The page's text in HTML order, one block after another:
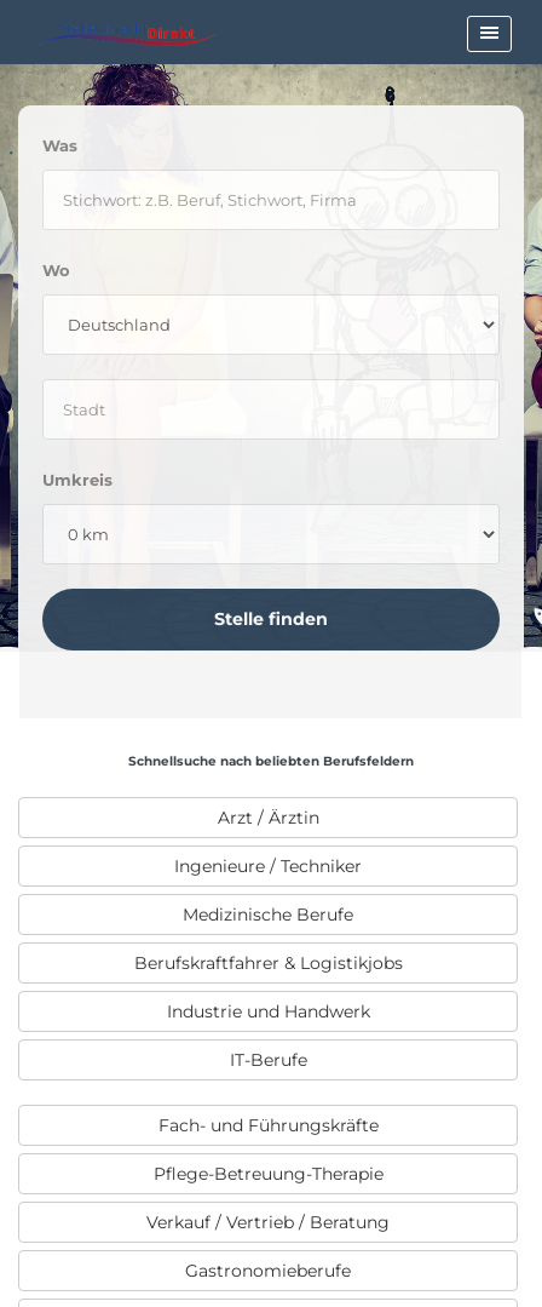
Was
Wo
Umkreis
Schnellsuche nach beliebten Berufsfeldern
Arzt / Ärztin
Ingenieure / Techniker
Medizinische Berufe
Berufskraftfahrer & Logistikjobs
Industrie und Handwerk
IT-Berufe
Fach- und Führungskräfte
Pflege-Betreuung-Therapie
Verkauf / Vertrieb / Beratung
Gastronomieberufe